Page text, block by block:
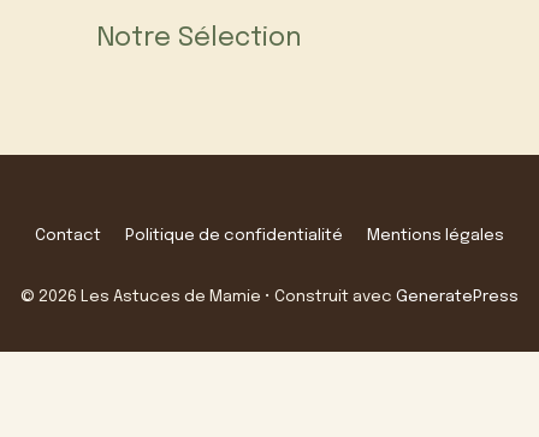
Notre Sélection
Contact Politique de confidentialité Mentions légales
© 2026 Les Astuces de Mamie • Construit avec GeneratePress